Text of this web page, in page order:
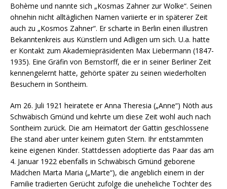
Bohème und nannte sich „Kosmas Zahner zur Wolke“. Seinen
ohnehin nicht alltäglichen Namen variierte er in späterer Zeit
auch zu „Kosmos Zahner“. Er scharte in Berlin einen illustren
Bekanntenkreis aus Künstlern und Adligen um sich. U.a. hatte
er Kontakt zum Akademiepräsidenten Max Liebermann (1847-
1935). Eine Gräfin von Bernstorff, die er in seiner Berliner Zeit
kennengelernt hatte, gehörte später zu seinen wiederholten
Besuchern in Sontheim.
Am 26. Juli 1921 heiratete er Anna Theresia („Anne“) Nöth aus
Schwäbisch Gmünd und kehrte um diese Zeit wohl auch nach
Sontheim zurück. Die am Heimatort der Gattin geschlossene
Ehe stand aber unter keinem guten Stern. Ihr entstammten
keine eigenen Kinder. Stattdessen adoptierte das Paar das am
4. Januar 1922 ebenfalls in Schwäbisch Gmünd geborene
Mädchen Marta Maria („Marte“), die angeblich einem in der
Familie tradierten Gerücht zufolge die uneheliche Tochter des